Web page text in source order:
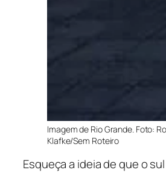
Imagem de Rio Grande. Foto:
Klafke/Sem Roteiro
Esqueça a ideia de que o